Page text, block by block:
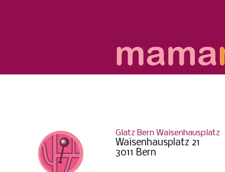
Glatz Bern Waisenhausplatz
Waisenhausplatz 21
3011 Bern